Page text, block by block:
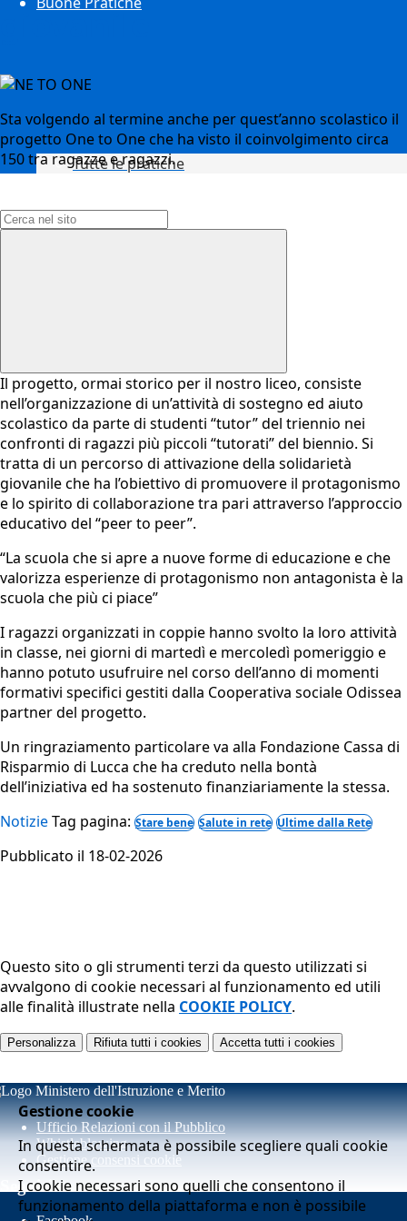
Tutte le pratiche
giovanile
Sta volgendo al termine anche per quest’anno scolastico il
progetto One to One che ha visto il coinvolgimento circa
150 tra ragazze e ragazzi.
Il progetto, ormai storico per il nostro liceo, consiste
nell’organizzazione di un’attività di sostegno ed aiuto
scolastico da parte di studenti “tutor” del triennio nei
confronti di ragazzi più piccoli “tutorati” del biennio. Si
tratta di un percorso di attivazione della solidarietà
giovanile che ha l’obiettivo di promuovere il protagonismo
e lo spirito di collaborazione tra pari attraverso l’approccio
educativo del “peer to peer”.
“La scuola che si apre a nuove forme di educazione e che
valorizza esperienze di protagonismo non antagonista è la
scuola che più ci piace”
I ragazzi organizzati in coppie hanno svolto la loro attività
in classe, nei giorni di martedì e mercoledì pomeriggio e
hanno potuto usufruire nel corso dell’anno di momenti
formativi specifici gestiti dalla Cooperativa sociale Odissea
partner del progetto.
Un ringraziamento particolare va alla Fondazione Cassa di
Risparmio di Lucca che ha creduto nella bontà
dell’iniziativa ed ha sostenuto finanziariamente la stessa.
NotizieTag pagina: Stare bene Salute in rete Ultime dalla Rete
Pubblicato il 18-02-2026
Questo sito o gli strumenti terzi da questo utilizzati si
avvalgono di cookie necessari al funzionamento ed utili
alle finalità illustrate nella COOKIE POLICY.
Personalizza Rifiuta tutti i cookies Accetta tutti i cookies
Gestione cookie
In questa schermata è possibile scegliere quali cookie
consentire.
I cookie necessari sono quelli che consentono il
funzionamento della piattaforma e non è possibile
Ufficio Relazioni con il Pubblico
Whistleblowing
Gestione consensi cookie
Seguici su